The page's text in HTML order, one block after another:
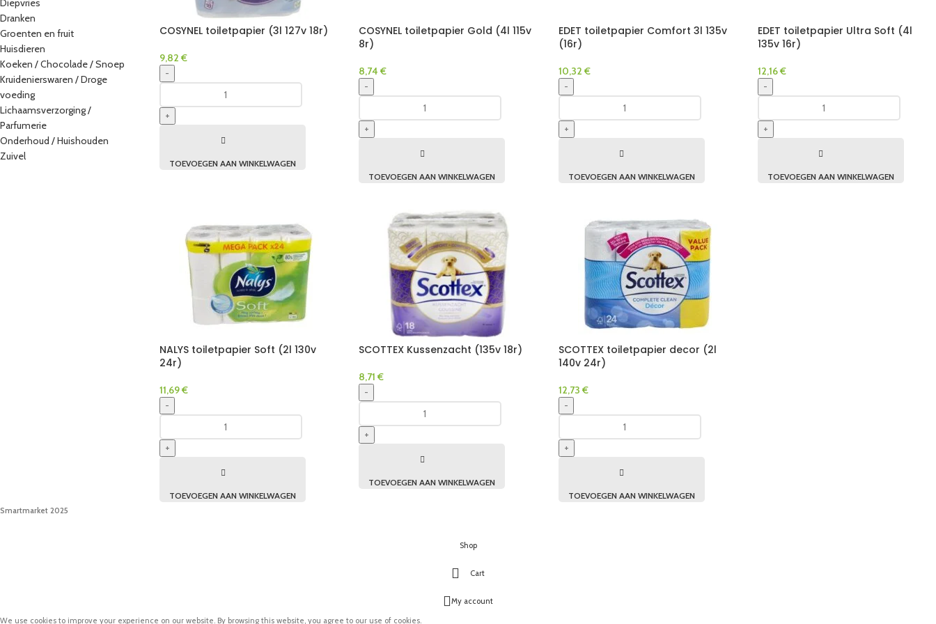
Diepvries
Dranken
Groenten en fruit
Huisdieren
Koeken / Chocolade / Snoep
Kruidenierswaren / Droge
voeding
Lichaamsverzorging /
Parfumerie
Onderhoud / Huishouden
Zuivel
COSYNEL toiletpapier (3l 127v 18r)
9,82 €
-
+
TOEVOEGEN AAN WINKELWAGEN
COSYNEL toiletpapier Gold (4l 115v
8r)
8,74€
-
+
TOEVOEGEN AAN WINKELWAGEN
EDET toiletpapier Comfort 3l 135v
(16r)
10,32 €
-
+
TOEVOEGEN AAN WINKELWAGEN
EDET toiletpapier Ultra Soft (4l
135v 16r)
12,16€
-
+
TOEVOEGEN AAN WINKELWAGEN
NALYS toiletpapier Soft (2l 130v
24r)
11,69€
-
+
TOEVOEGEN AAN WINKELWAGEN
SCOTTEX Kussenzacht (135v 18r)
8,71€
-
+
TOEVOEGEN AAN WINKELWAGEN
SCOTTEX toiletpapier decor (2l
140v 24r)
12,73 €
-
+
TOEVOEGEN AAN WINKELWAGEN
Smartmarket 2025
Shop
Cart
My account
We use cookies to improve your experience on our website. By browsing this website, you agree to our use of cookies.